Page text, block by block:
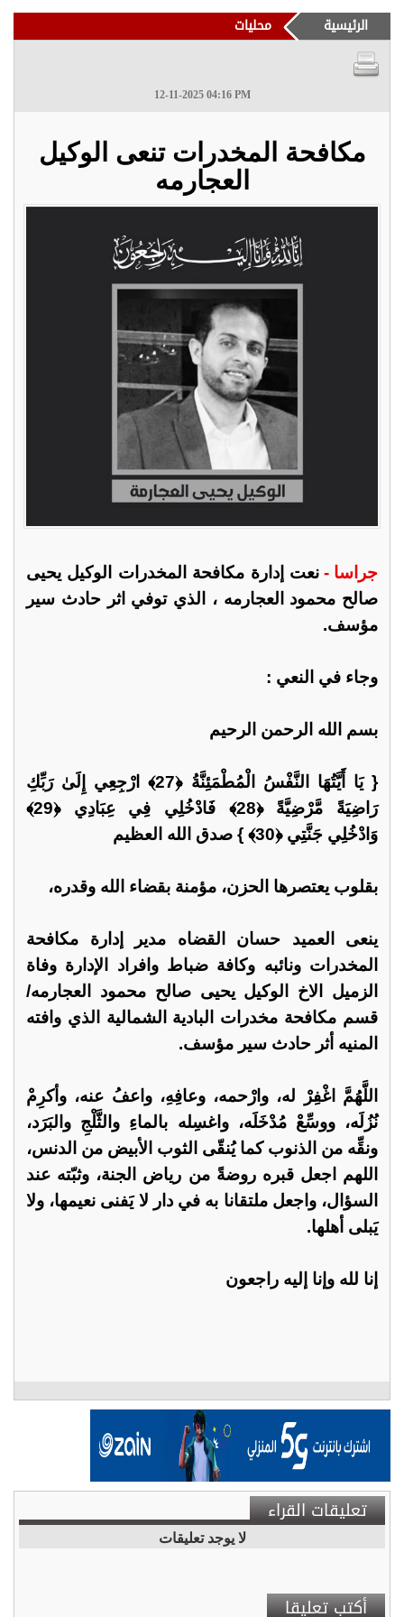
الرئيسية محليات
12-11-2025 04:16 PM
مكافحة المخدرات تنعى الوكيل
العجارمه
جراسا - نعت إدارة مكافحة المخدرات الوكيل يحيى
صالح محمود العجارمه ، الذي توفي اثر حادث سير
مؤسف.
وجاء في النعي :
بسم الله الرحمن الرحيم
{ يَا أَيَّتُهَا النَّفْسُ الْمُطْمَئِنَّةُ ﴿27﴾ ارْجِعِي إِلَىٰ رَبِّكِ
رَاضِيَةً مَّرْضِيَّةً ﴿28﴾ فَادْخُلِي فِي عِبَادِي ﴿29﴾
وَادْخُلِي جَنَّتِي ﴿30﴾ } صدق الله العظيم
بقلوب يعتصرها الحزن، مؤمنة بقضاء الله وقدره،
ينعى العميد حسان القضاه مدير إدارة مكافحة
المخدرات ونائبه وكافة ضباط وافراد الإدارة وفاة
الزميل الاخ الوكيل يحيى صالح محمود العجارمه/
قسم مكافحة مخدرات البادية الشمالية الذي وافته
المنيه أثر حادث سير مؤسف.
اللَّهُمَّ اغْفِرْ له، وارْحمه، وعافِهِ، واعفُ عنه، وأكرِمْ
نُزُلَه، ووسِّعْ مُدْخَلَه، واغسِله بالماءِ والثَّلْجِ والبَرَد،
ونقِّه من الذنوب كما يُنقّى الثوب الأبيض من الدنس،
اللهم اجعل قبره روضةً من رياض الجنة، وثبّته عند
السؤال، واجعل ملتقانا به في دار لا يَفنى نعيمها، ولا
يَبلى أهلها.
إنا لله وإنا إليه راجعون
تعليقات القراء
لا يوجد تعليقات
أكتب تعليقا